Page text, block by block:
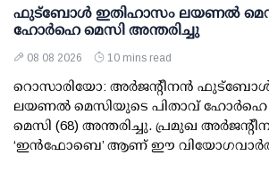
ഫുട്ബോൾ ഇതിഹാസം ലയണൽ
ഹോർഹെ മെസി അന്തരിച്ചു
08 08 2026 10 mins read
റൊസാരിയോ: അർജന്റീനൻ
ലയണൽ മെസിയുടെ പിതാവ്
മെസി (68) അന്തരിച്ചു. പ്രമുഖ
‘ഇൻഫോബെ’ ആണ് ഈ